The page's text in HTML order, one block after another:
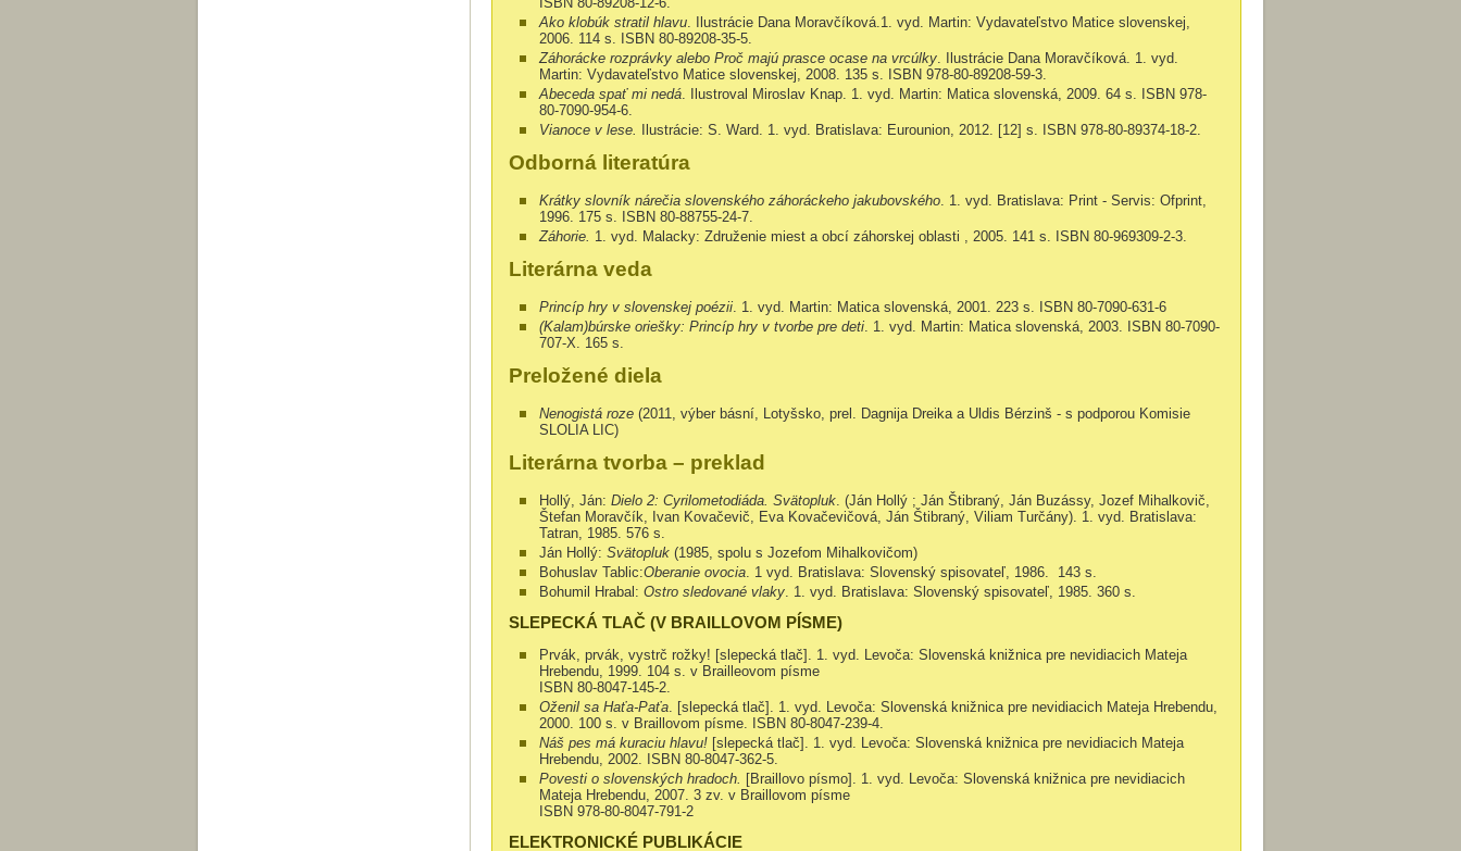
Ako klobúk stratil hlavu. Ilustrácie Dana Moravčíková.1. vyd. Martin: Vydavateľstvo Matice slovenskej,
2006. 114 s. ISBN 80-89208-35-5.
Záhorácke rozprávky alebo Proč majú prasce ocase na vrcúlky. Ilustrácie Dana Moravčíková. 1. vyd.
Martin: Vydavateľstvo Matice slovenskej, 2008. 135 s. ISBN 978-80-89208-59-3.
Abeceda spať mi nedá. Ilustroval Miroslav Knap. 1. vyd. Martin: Matica slovenská, 2009. 64 s. ISBN 978-
80-7090-954-6.
Vianoce v lese.
Ilustrácie: S. Ward. 1. vyd. Bratislava: Eurounion, 2012. [12] s. ISBN 978-80-89374-18-2.
Odborná literatúra
Krátky slovník nárečia slovenského záhoráckeho jakubovského. 1. vyd. Bratislava: Print - Servis: Ofprint,
1996. 175 s. ISBN 80-88755-24-7.
Záhorie. 1. vyd. Malacky: Združenie miest a obcí záhorskej oblasti , 2005. 141 s. ISBN 80-969309-2-3.
Literárna veda
Princíp hry v slovenskej poézii. 1. vyd. Martin: Matica slovenská, 2001. 223 s. ISBN 80-7090-631-6
(Kalam)búrske oriešky: Princíp hry v tvorbe pre deti. 1. vyd. Martin: Matica slovenská, 2003. ISBN 80-7090-
707-X. 165 s.
Preložené diela
Nenogistá roze (2011, výber básní, Lotyšsko, prel. Dagnija Dreika a Uldis Bérzinš - s podporou Komisie
SLOLIA LIC)
Literárna tvorba – preklad
Hollý, Ján: Dielo 2: Cyrilometodiáda. Svätopluk. (Ján Hollý ; Ján Štibraný, Ján Buzássy, Jozef Mihalkovič,
Štefan Moravčík, Ivan Kovačevič, Eva Kovačevičová, Ján Štibraný, Viliam Turčány). 1. vyd. Bratislava:
Tatran, 1985. 576 s.
Ján Hollý: Svätopluk (1985, spolu s Jozefom Mihalkovičom)
Bohuslav Tablic:Oberanie ovocia. 1 vyd. Bratislava: Slovenský spisovateľ, 1986. 143 s.
Bohumil Hrabal: Ostro sledované vlaky. 1. vyd. Bratislava: Slovenský spisovateľ, 1985. 360 s.
SLEPECKÁ TLAČ (V BRAILLOVOM PÍSME)
Prvák, prvák, vystrč rožky! [slepecká tlač]. 1. vyd. Levoča: Slovenská knižnica pre nevidiacich Mateja
Hrebendu, 1999. 104 s. v Brailleovom písme
ISBN 80-8047-145-2.
Oženil sa Haťa-Paťa. [slepecká tlač]. 1. vyd. Levoča: Slovenská knižnica pre nevidiacich Mateja Hrebendu,
2000. 100 s. v Braillovom písme. ISBN 80-8047-239-4.
Náš pes má kuraciu hlavu! [slepecká tlač]. 1. vyd. Levoča: Slovenská knižnica pre nevidiacich Mateja
Hrebendu, 2002. ISBN 80-8047-362-5.
Povesti o slovenských hradoch. [Braillovo písmo]. 1. vyd. Levoča: Slovenská knižnica pre nevidiacich
Mateja Hrebendu, 2007. 3 zv. v Braillovom písme
ISBN 978-80-8047-791-2
ELEKTRONICKÉ PUBLIKÁCIE